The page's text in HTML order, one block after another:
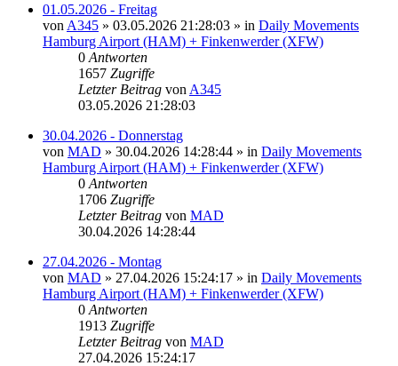
01.05.2026 - Freitag
von A345 » 03.05.2026 21:28:03 » in Daily Movements
Hamburg Airport (HAM) + Finkenwerder (XFW)
0 Antworten
1657 Zugriffe
Letzter Beitrag von A345
03.05.2026 21:28:03
30.04.2026 - Donnerstag
von MAD » 30.04.2026 14:28:44 » in Daily Movements
Hamburg Airport (HAM) + Finkenwerder (XFW)
0 Antworten
1706 Zugriffe
Letzter Beitrag von MAD
30.04.2026 14:28:44
27.04.2026 - Montag
von MAD » 27.04.2026 15:24:17 » in Daily Movements
Hamburg Airport (HAM) + Finkenwerder (XFW)
0 Antworten
1913 Zugriffe
Letzter Beitrag von MAD
27.04.2026 15:24:17